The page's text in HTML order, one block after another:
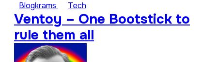
Blogkrams Tech
Ventoy – One Bootstick to
rule them all